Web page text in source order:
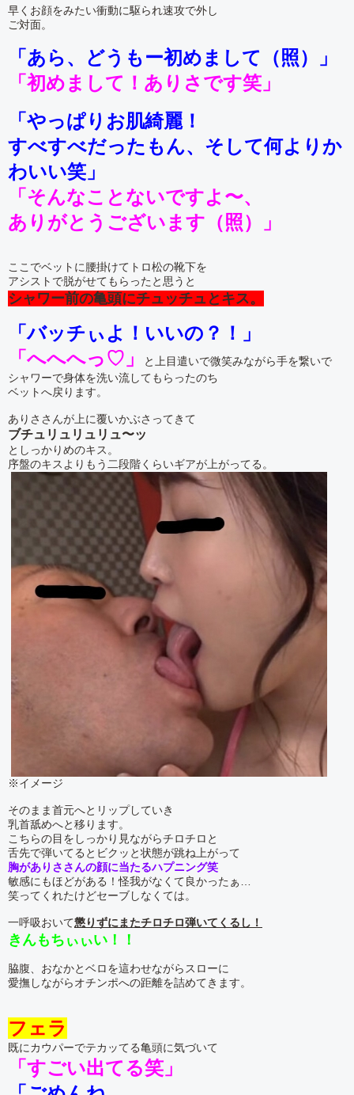
早くお顔をみたい衝動に駆られ速攻で外し
ご対面。
「あら、どうもー初めまして（照）」
「初めまして！ありさです笑」
「やっぱりお肌綺麗！
すべすべだったもん、そして何よりか
わいい笑」
「そんなことないですよ〜、
ありがとうございます（照）」
ここでベットに腰掛けてトロ松の靴下を
アシストで脱がせてもらったと思うと
シャワー前の亀頭にチュッチュとキス。
「バッチぃよ！いいの？！」
「へへへっ♡」
と上目遣いで微笑みながら手を繋いで
シャワーで身体を洗い流してもらったのち
ベットへ戻ります。
ありささんが上に覆いかぶさってきて
ブチュリュリュリュ〜ッ
としっかりめのキス。
序盤のキスよりもう二段階くらいギアが上がってる。
※イメージ
そのまま首元へとリップしていき
乳首舐めへと移ります。
こちらの目をしっかり見ながらチロチロと
舌先で弾いてるとビクッと状態が跳ね上がって
胸がありささんの顔に当たるハプニング笑
敏感にもほどがある！怪我がなくて良かったぁ…
笑ってくれたけどセーブしなくては。
一呼吸おいて懲りずにまたチロチロ弾いてくるし！
きんもちぃぃい！！
脇腹、おなかとベロを這わせながらスローに
愛撫しながらオチンポへの距離を詰めてきます。
フェラ
既にカウパーでテカッてる亀頭に気づいて
「すごい出てる笑」